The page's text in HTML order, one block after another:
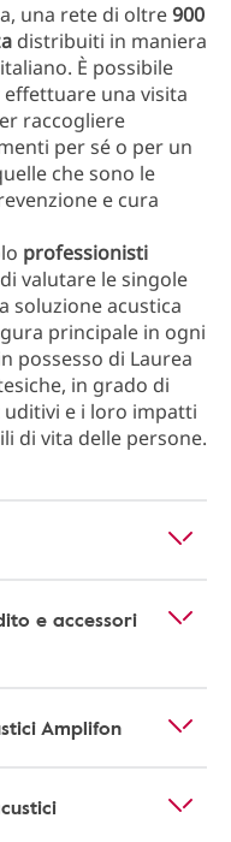
una rete di oltre900
distribuiti in maniera
È possibile
una visita
raccogliere
per sé o per un
che sono le
e cura
professionisti
valutare le singole
soluzione acustica
principale in ogni
possesso di Laurea
in grado di
e i loro impatti
di vita delle persone.
e accessori
Amplifon